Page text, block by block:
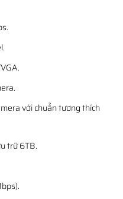
với chuẩn tương thích
trữ 6TB.